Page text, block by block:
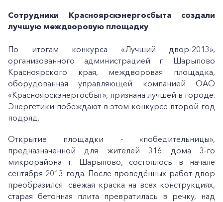
Сотрудники Красноярскэнергосбыта создали
лучшую междворовую площадку
По итогам конкурса «Лучший двор-2013»,
организованного администрацией г. Шарыпово
Красноярского края, междворовая площадка,
оборудованная управляющей компанией ОАО
«Красноярскэнергосбыт», признана лучшей в городе.
Энергетики побеждают в этом конкурсе второй год
подряд.
Открытие площадки - «победительницы»,
предназначенной для жителей 316 дома 3-го
микрорайона г. Шарыпово, состоялось в начале
сентября 2013 года. После проведённых работ двор
преобразился: свежая краска на всех конструкциях,
старая бетонная плита превратилась в речку, над